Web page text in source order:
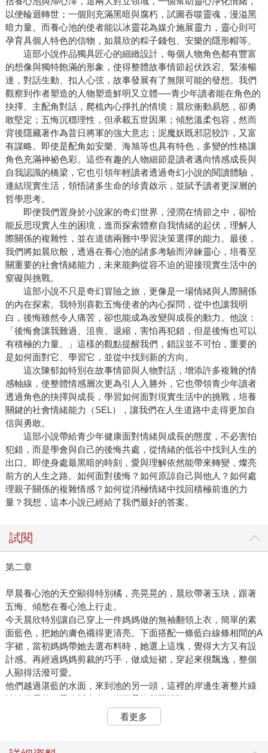
以便輪迴轉世；一個則充滿黑暗與腐朽，試圖吞噬靈魂，漫溢黑
暗力量。而養心池的使者能以冰靈花為媒介施展靈力，靈心則可
孕育具個人特色的信物，如晨欣的粽子錢包、安樂的隱形帽等。
這部小說作品獨具匠心的細緻設計，每個人物角色都有豐富
的想像與獨特飽滿的形象，使得整體故事情節起伏跌宕、緊湊暢
達，對話生動、扣人心弦，故事發展有了無限可能的發想。我們
觀察到作者塑造的人物塑造鮮明又立體──青少年讀者能在角色的
抉擇、主配角對話，爬梳內心掙扎的情境：晨欣衝動易怒，卻勇
敢堅定；五悔沉穩理性，但承載五世因果；傾愁溫柔包容，然而
背後隱藏著作為昔日將軍的強大意志；泥魔妖既邪惡狡詐，又富
有謀略。即使是配角如安樂、海旭等也具有特色，多變的性格讓
角色充滿神祕色彩。這些有趣的人物細節是讀者邁向情感成長與
自我認識的橋梁，它也引領年輕讀者透過奇幻小說的閱讀體驗，
連結現實生活，領悟諸多生命的珍貴啟示，並賦予讀者更深層的
哲學思考。
即便我們置身於小說家的奇幻世界，浸潤在情節之中，卻恰
能反思現實人生的困境，進而探索體察自我情緒的起伏，理解人
際關係的複雜性，並在道德兩難中學習決策選擇的能力。最後，
我們將如晨欣般，透過在養心池的諸多考驗而淬鍊靈心，培養至
關重要的社會情緒能力，未來能夠從容不迫的迎接現實生活中的
窒礙與挑戰。
這部小說不只是奇幻冒險之旅，更像是一場情緒與人際關係
的內在探索。我特別喜歡五悔使者的內心探問，從中也讓我明
白，後悔雖然令人痛苦，卻也能成為改變與成長的動力。他說：
「後悔會讓我難過、沮喪、退縮，害怕再犯錯，但是後悔也可以
有積極的力量。」這樣的觀點提醒我們，錯誤並不可怕，重要的
是如何面對它、學習它，並從中找到新的方向。
這次陳郁如特別在故事情節與人物對話，增添許多複雜的情
感軸線，使整體情感層次更為引人入勝外，它也帶領青少年讀者
透過角色的抉擇與成長，學習如何面對現實生活中的挑戰，培養
關鍵的社會情緒能力（SEL），讓我們在人生道路中走得更加自
信與勇敢。
這部小說帶給青少年健康面對情緒與成長的態度，不必害怕
犯錯，而是學會與自己的後悔共處，從情緒的低谷中找到人生的
出口。即使身處最黑暗的時刻，愛與理解依然能帶來轉變，燦亮
前方的人生之路。如何面對後悔？如何原諒自己與他人？如何處
理親子關係的複雜情感？如何從消極情緒中找回積極前進的力
量？我想，這本小說已經給了我們最好的答案。
試閱
第二章
早晨養心池的天空顯得特別橘，亮晃晃的，晨欣帶著玉玦，跟著
五悔、傾愁在養心池上行走。
今天晨欣特別讓自己穿上一件媽媽做的無袖翻領上衣，簡單的素
面藍色，把她的膚色襯得更清亮。下面搭配一條藍白線條相間的A
字裙，當初媽媽帶她去選布料時，她選上這塊，覺得大方又有設
計感。再經過媽媽剪裁的巧手，做成短裙，穿起來很飄逸，整個
人顯得活潑可愛。
他們越過湛藍的水面，來到池的另一頭，這裡的岸邊生著整片綠
油油的長草，晨欣踩上去，腳下柔軟卻不深陷。
傾愁走在前面，她今天將紫色的頭髮散了下來，隨著徐風吹過，
揚起縷縷髮絲，整個人更是嫵媚柔美，而五悔則是把頭髮盤了髻
看更多